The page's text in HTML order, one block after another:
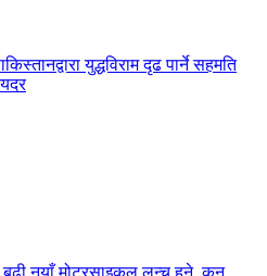
युद्धविराम दृढ पार्ने सहमति